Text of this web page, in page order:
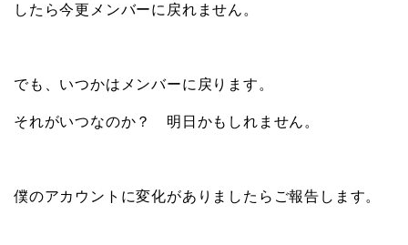
したら今更メンバーに戻れません。
でも、いつかはメンバーに戻ります。
それがいつなのか？ 明日かもしれません。
僕のアカウントに変化がありましたらご報告します。